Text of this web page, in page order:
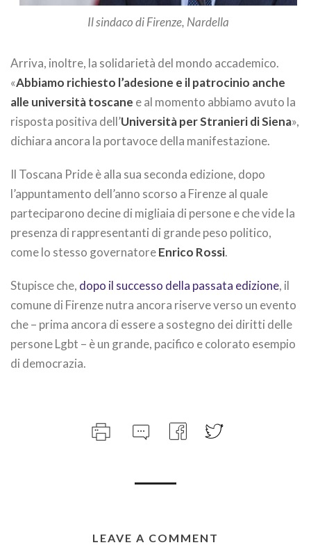
Il sindaco di Firenze, Nardella
Arriva, inoltre, la solidarietà del mondo accademico.
«Abbiamo richiesto l’adesione e il patrocinio anche
alle università toscane e al momento abbiamo avuto la
risposta positiva dell’Università per Stranieri di Siena»,
dichiara ancora la portavoce della manifestazione.
Il Toscana Pride è alla sua seconda edizione, dopo
l’appuntamento dell’anno scorso a Firenze al quale
parteciparono decine di migliaia di persone e che vide la
presenza di rappresentanti di grande peso politico,
come lo stesso governatoreEnrico Rossi.
Stupisce che, dopo il successo della passata edizione, il
comune di Firenze nutra ancora riserve verso un evento
che – prima ancora di essere a sostegno dei diritti delle
persone Lgbt – è un grande, pacifico e colorato esempio
di democrazia.
LEAVE A COMMENT